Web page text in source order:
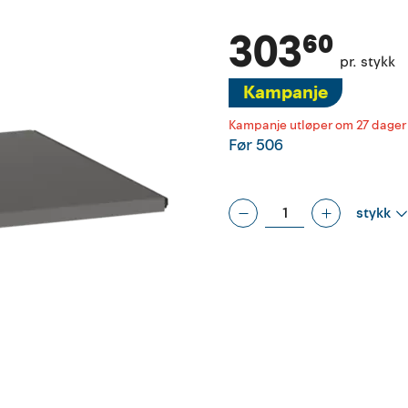
Kampanje
Kampanje utløper om 27 dager
303⁶⁰ pr. stykk
Før506
stykk